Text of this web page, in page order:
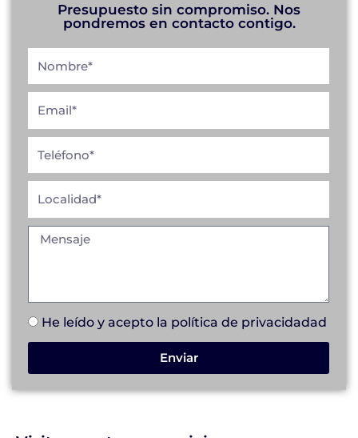
Presupuesto sin compromiso. Nos
pondremos en contacto contigo.
He leído y acepto la política de privacidadad
Enviar